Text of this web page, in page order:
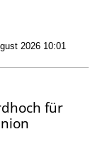
2026 10:01
für